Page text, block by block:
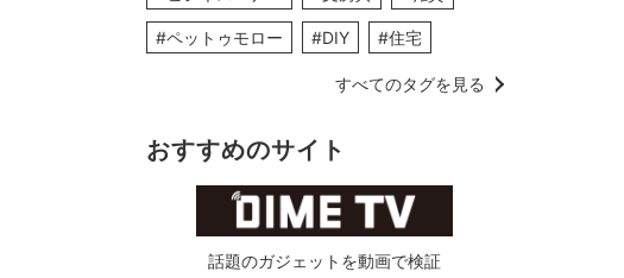
#ペットゥモロー #DIY #住宅
すべてのタグを見る
おすすめのサイト
話題のガジェットを動画で検証